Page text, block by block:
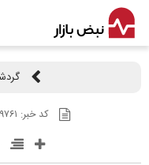
کد خبر: